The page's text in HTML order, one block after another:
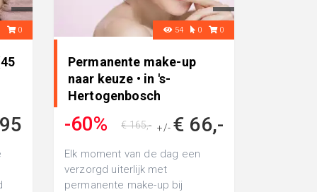
0 54 0 0
Permanente make-up
naar keuze • in 's-
Hertogenbosch
-60% +/- € 66,-
€ 165,-
Elk moment van de dag een
verzorgd uiterlijk met
permanente make-up bij